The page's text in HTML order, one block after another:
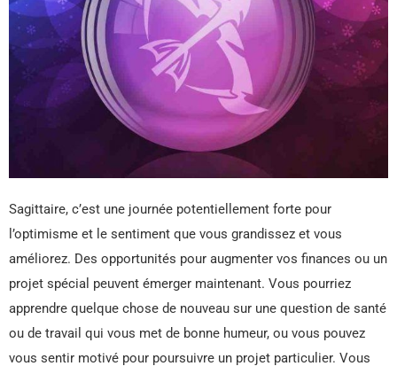
Sagittaire, c’est une journée potentiellement forte pour
l’optimisme et le sentiment que vous grandissez et vous
améliorez. Des opportunités pour augmenter vos finances ou un
projet spécial peuvent émerger maintenant. Vous pourriez
apprendre quelque chose de nouveau sur une question de santé
ou de travail qui vous met de bonne humeur, ou vous pouvez
vous sentir motivé pour poursuivre un projet particulier. Vous